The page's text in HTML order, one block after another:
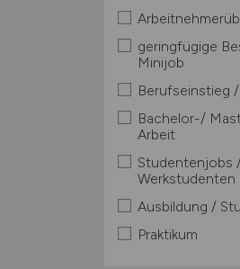
geringfügige
Minijob
Berufseinstieg /
Bachelor-/
Arbeit
Studentenjobs
Werkstudenten
Ausbildung /
Praktikum